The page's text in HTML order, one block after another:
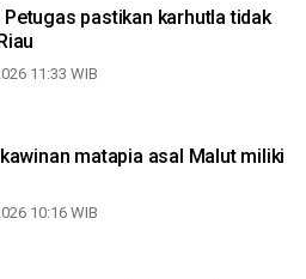
Petugas pastikan karhutla tidak
11:33 WIB
matapia asal Malut miliki
10:16 WIB